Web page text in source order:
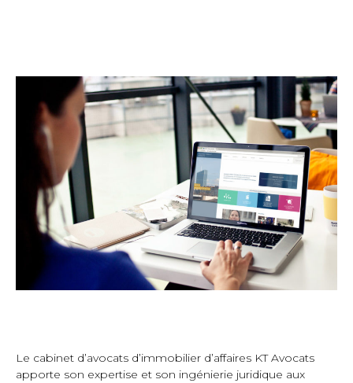
Le cabinet d’avocats d’immobilier d’affaires KT Avocats
apporte son expertise et son ingénierie juridique aux